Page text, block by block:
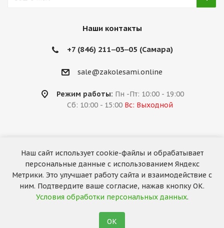
Наши контакты
+7 (846) 211‒03‒05 (Самара)
sale@zakolesami.online
Режим работы: Пн -Пт: 10:00 - 19:00
Сб: 10:00 - 15:00 Вс: Выходной
2026 © «За колёсами.Online»
Запуск сайта —RuMaster
Наш сайт использует cookie-файлы и обрабатывает
персональные данные с использованием Яндекс
Метрики. Это улучшает работу сайта и взаимодействие с
ним. Подтвердите ваше согласие, нажав кнопку ОК.
Условия обработки персональных данных.
ОК